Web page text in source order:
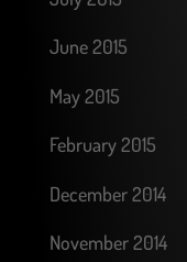
June 2015
May 2015
February 2015
December 2014
November 2014